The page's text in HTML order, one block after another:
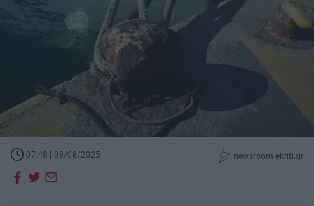
07:48 | 08/08/2025 newsroom ekriti.gr